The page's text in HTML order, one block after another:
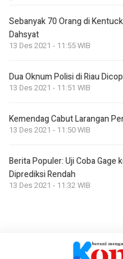
Sebanyak 70 Orang di
Dahsyat
13 Des 2021 - 11:55 WIB
Dua Oknum Polisi di Riau
13 Des 2021 - 11:51 WIB
Kemendag Cabut Larangan
13 Des 2021 - 11:50 WIB
Berita Populer: Uji Coba
Diprediksi Rendah
13 Des 2021 - 11:32 WIB